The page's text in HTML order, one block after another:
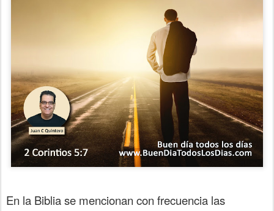
En la Biblia se mencionan con frecuencia las